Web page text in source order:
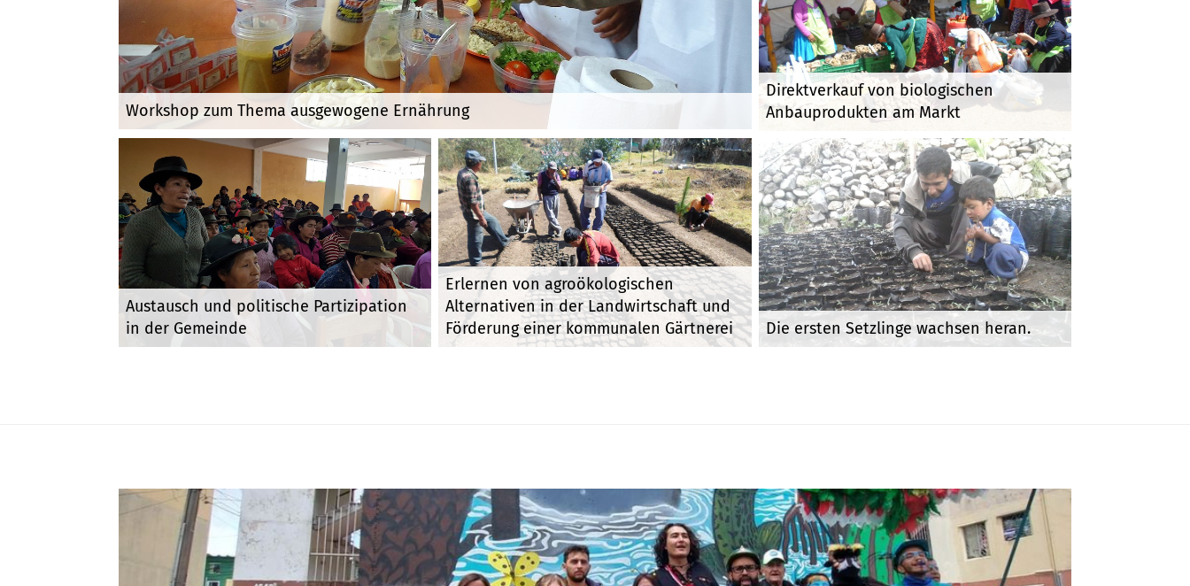
Workshop zum Thema ausgewogene Ernährung
Direktverkauf von biologischen
Anbauprodukten am Markt
Austausch und politische Partizipation
in der Gemeinde
Erlernen von agroökologischen
Alternativen in der Landwirtschaft und
Förderung einer kommunalen Gärtnerei
Die ersten Setzlinge wachsen heran.